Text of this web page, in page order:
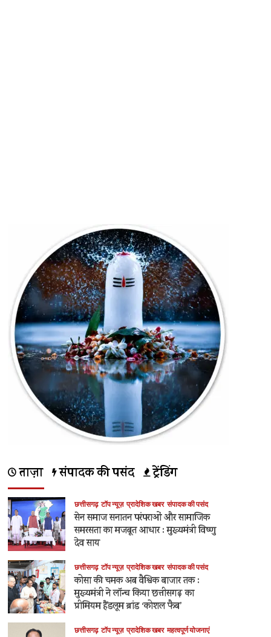
ताज़ा संपादक की पसंद ट्रेंडिंग
छत्तीसगढ़ टॉप न्यूज़ प्रादेशिक खबर संपादक की पसंद
सेन समाज सनातन परंपराओं और सामाजिक
समरसता का मजबूत आधार : मुख्यमंत्री विष्णु
देव साय
छत्तीसगढ़ टॉप न्यूज़ प्रादेशिक खबर संपादक की पसंद
कोसा की चमक अब वैश्विक बाजार तक :
मुख्यमंत्री ने लॉन्च किया छत्तीसगढ़ का
प्रीमियम हैंडलूम ब्रांड ‘कोशल फैब’
छत्तीसगढ़ टॉप न्यूज़ प्रादेशिक खबर महत्वपूर्ण योजनाएं